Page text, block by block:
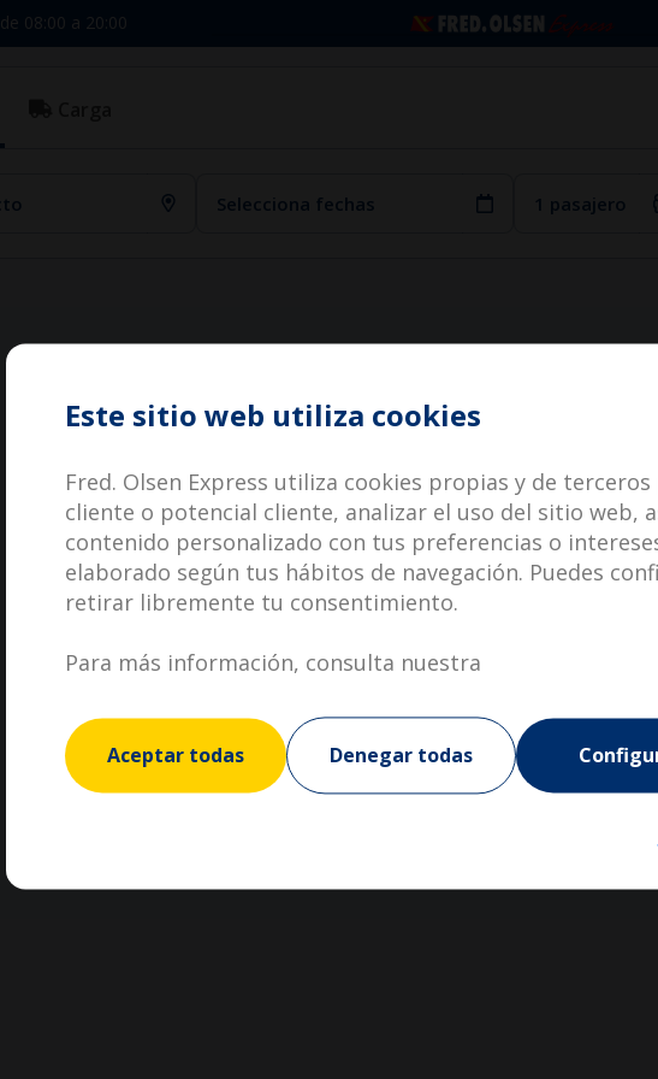
de 08:00 a 20:00
Este sitio web utiliza cookies
Fred. Olsen Express utiliza cookies propias y de
cliente o potencial cliente, analizar el uso del sitio web,
contenido personalizado con tus preferencias o
elaborado según tus hábitos de navegación. Puedes
retirar libremente tu consentimiento.
Para más información, consulta nuestra
Aceptar todas Denegar todas